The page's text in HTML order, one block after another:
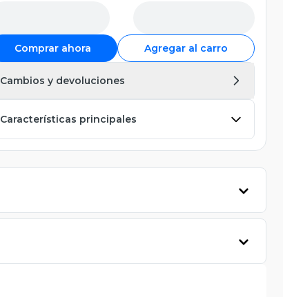
Comprar ahora Agregar al carro
Cambios y devoluciones
Características principales